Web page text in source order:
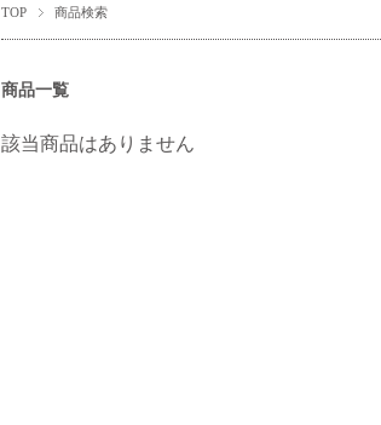
TOP 商品検索
商品一覧
該当商品はありません